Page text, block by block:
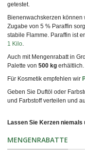
getestet.
Bienenwachskerzen
Zugabe von 5 % Paraffin
stabile Flamme. Paraffin ist
1 Kilo
Auch mit Mengenrabatt in
Palette von 500 kg erhältlich.
Für Kosmetik empfehlen wir
Geben Sie Duftöl oder
und Farbstoff verteilen und
Lassen Sie Kerzen
MENGENRABATTE